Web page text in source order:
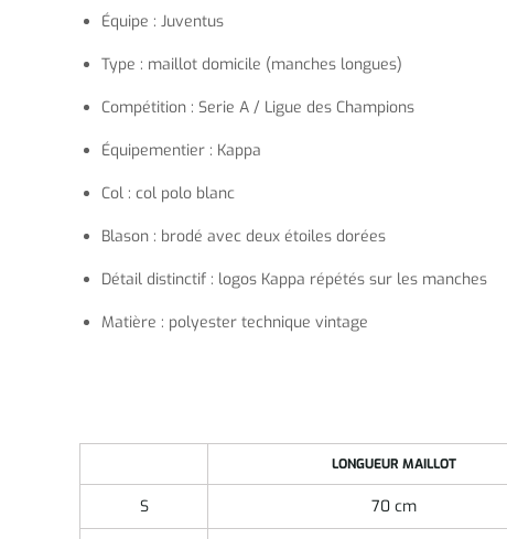
Équipe : Juventus
Type : maillot domicile (manches longues)
Compétition : Serie A / Ligue des Champions
Équipementier : Kappa
Col : col polo blanc
Blason : brodé avec deux étoiles dorées
Détail distinctif : logos Kappa répétés sur les manches
Matière : polyester technique vintage
LONGUEUR MAILLOT
S 70 cm